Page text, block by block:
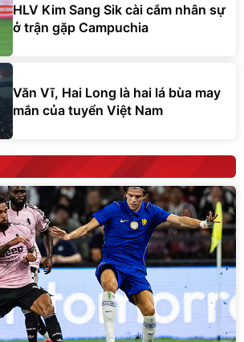
HLV Kim Sang Sik cài cắm nhân sự
ở trận gặp Campuchia
Văn Vĩ, Hai Long là hai lá bùa may
mắn của tuyển Việt Nam